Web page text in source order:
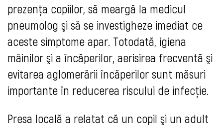
prezenţa copiilor, să meargă la medicul
pneumolog şi să se investigheze imediat ce
aceste simptome apar. Totodată, igiena
mâinilor şi a încăperilor, aerisirea frecventă şi
evitarea aglomerării încăperilor sunt măsuri
importante în reducerea riscului de infecţie.
Presa locală a relatat că un copil şi un adult